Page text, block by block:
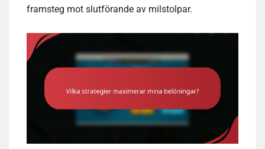
framsteg mot slutförande av milstolpar.